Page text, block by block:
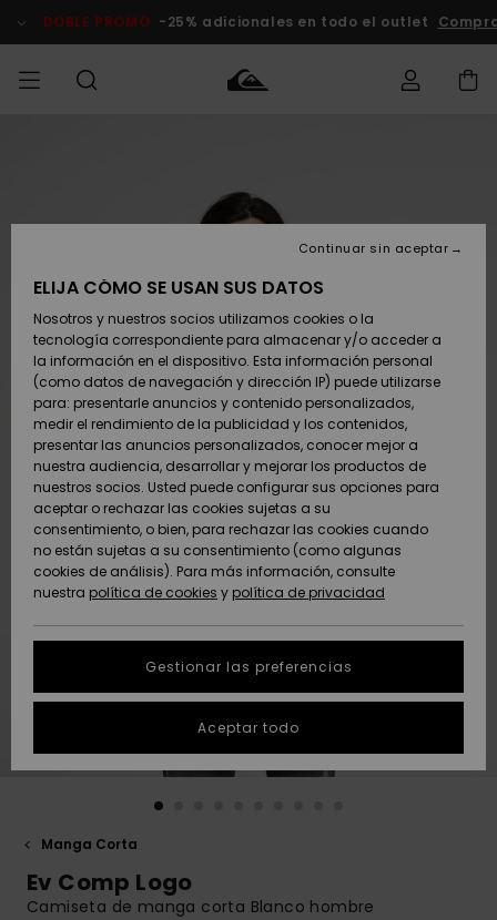
del
DOBLE PROMO -25% adicionales en todo el outlet
Zapatos y
chanclas
Surf
Snow
Novedades
Destacados
Zapatos y
chanclas
Surf
Snow
Novedades
Destacados
Destacados
Snow
SURF
Highlights
Comunidad
SNOW
Hombre
Snow Niños
Tienda
Snow Mujer
Destacados
Comunidad
DOBLE
PROMO
Outlet
Mujer
AYUDA &
CONTACTO
Envio
Devoluciones
Pago
Tarjeta de
regalo
Quiksilver
Freedom
Protección de
datos
personales
Inicia una
conversación
la respuesta
conversación
SOSTENIBILIDAD
Manga Corta
Ev Comp Logo
Camiseta de manga corta Blanco hombre
ELIJA CÓMO SE USAN SUS DATOS
Nosotros y nuestros socios utilizamos cookies o la
tecnología correspondiente para almacenar y/o acceder a
la información en el dispositivo. Esta información personal
(como datos de navegación y dirección IP) puede utilizarse
para: presentarle anuncios y contenido personalizados,
medir el rendimiento de la publicidad y los contenidos,
presentar las anuncios personalizados, conocer mejor a
nuestra audiencia, desarrollar y mejorar los productos de
nuestros socios. Usted puede configurar sus opciones para
aceptar o rechazar las cookies sujetas a su
consentimiento, o bien, para rechazar las cookies cuando
no están sujetas a su consentimiento (como algunas
cookies de análisis). Para más información, consulte
nuestra política de cookies y política de privacidad
Gestionar las preferencias
Continuar sin aceptar
Aceptar todo